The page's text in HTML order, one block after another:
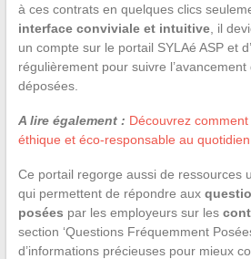
à ces contrats en quelques clics
interface conviviale et intuitive, il
un compte sur le portail SYLAé ASP et
régulièrement pour suivre
déposées.
A lire également : Découvrez
éthique et éco-responsable au quotidien
Ce portail regorge aussi de ressources
qui permettent de répondre aux
posées par les employeurs sur les
section ‘Questions Fréquemment
d’informations précieuses pour mieux